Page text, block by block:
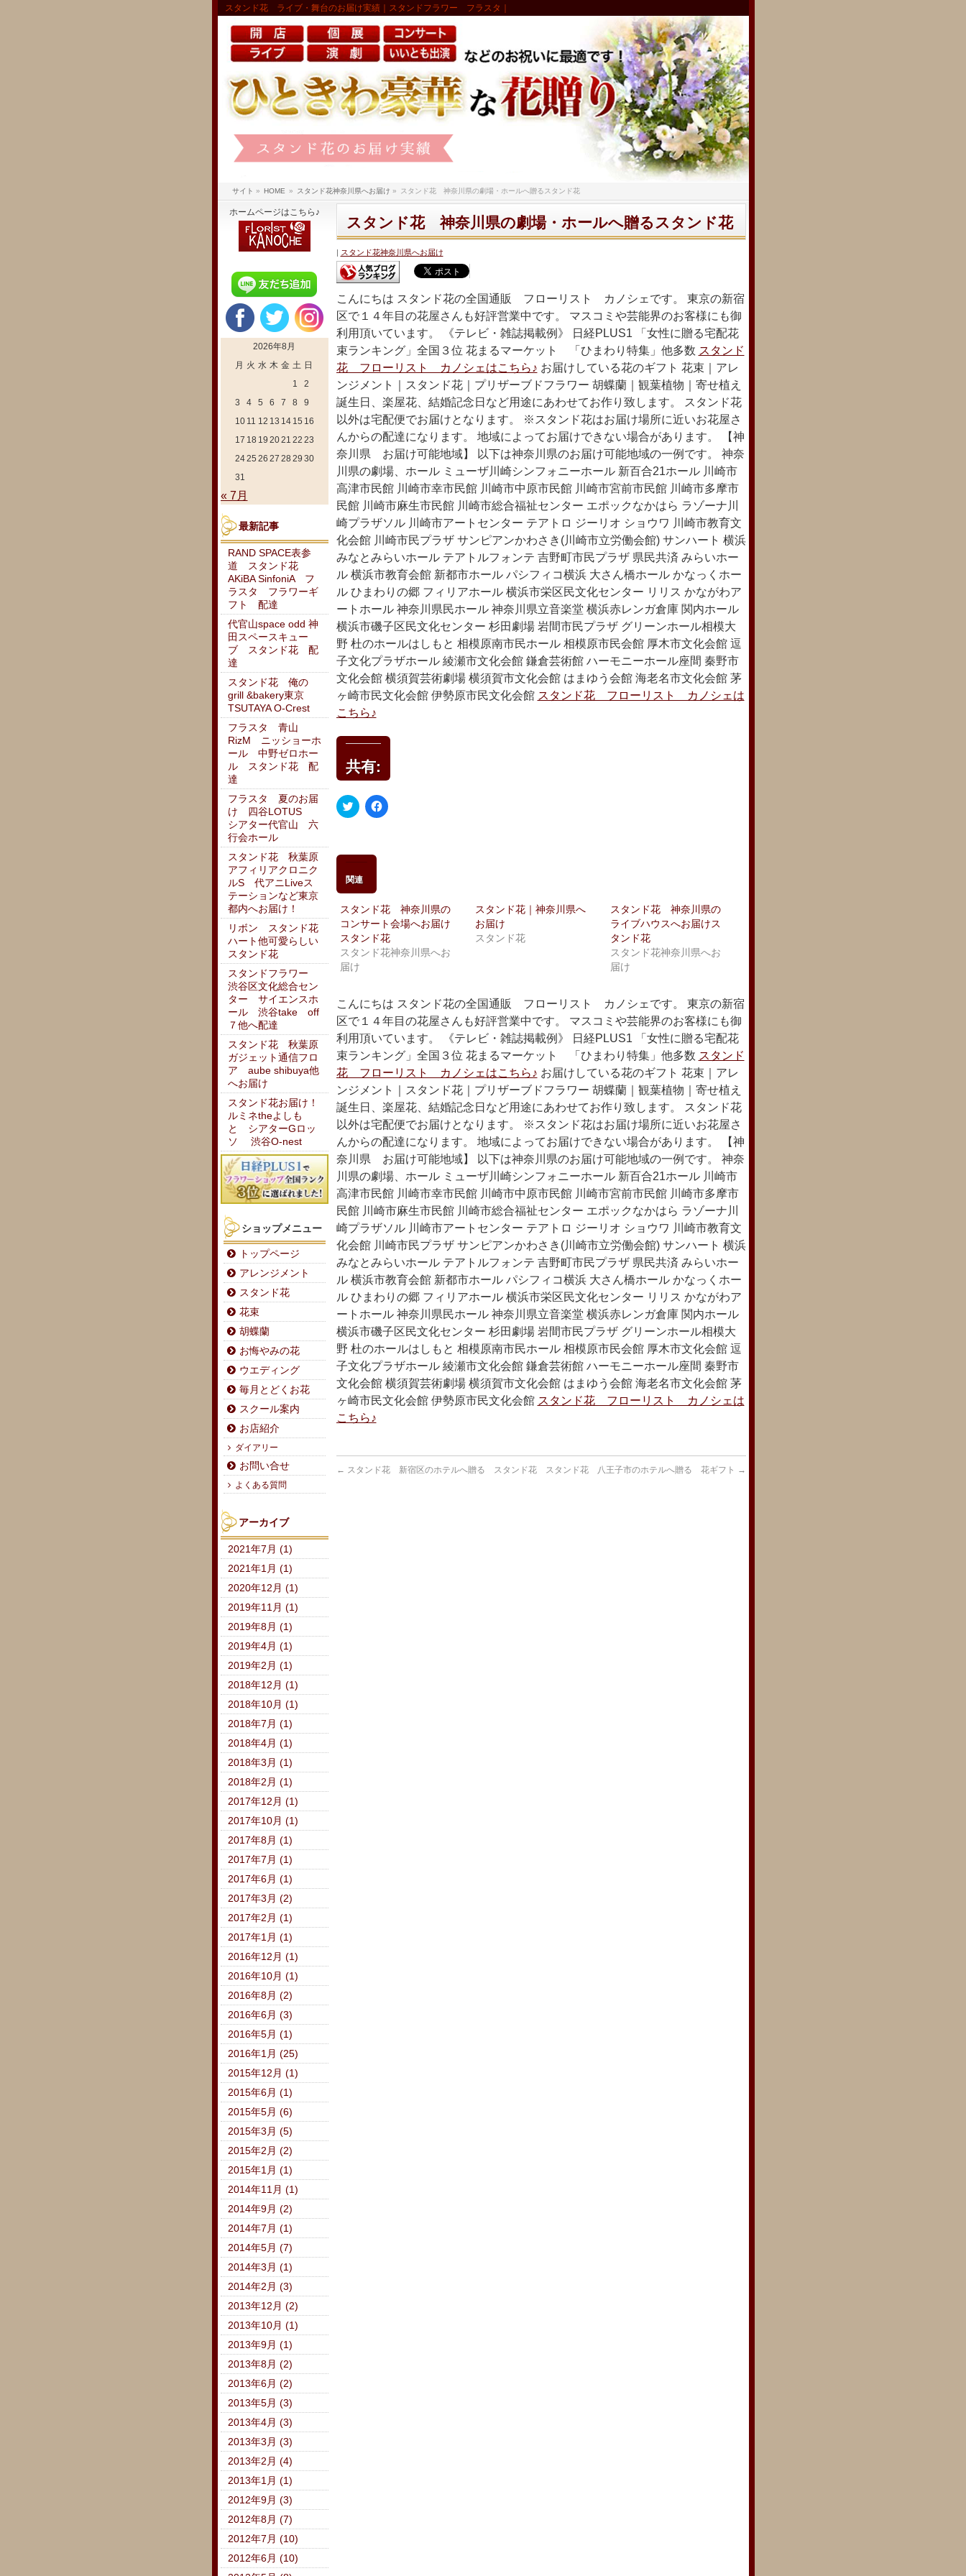
スタンド花 ライブ・舞台のお届け実績｜スタンドフラワー フラスタ｜
サイト » HOME » スタンド花神奈川県へお届け » スタンド花 神奈川県の劇場・ホールへ贈るスタンド花
スタンド花 神奈川県の劇場・ホールへ贈るスタンド花
スタンド花神奈川県へお届け
こんにちは スタンド花の全国通販 フローリスト カノシェです。 東京の新宿
区で１４年目の花屋さんも好評営業中です。 マスコミや芸能界のお客様にも御
利用頂いています。 《テレビ・雑誌掲載例》 日経PLUS1 「女性に贈る宅配花
束ランキング」全国３位 花まるマーケット 「ひまわり特集」他多数 スタンド
花 フローリスト カノシェはこちら♪ お届けしている花のギフト 花束｜アレ
ンジメント｜スタンド花｜プリザーブドフラワー 胡蝶蘭｜観葉植物｜寄せ植え
誕生日、楽屋花、結婚記念日など用途にあわせてお作り致します。 スタンド花
以外は宅配便でお届けとなります。 ※スタンド花はお届け場所に近いお花屋さ
んからの配達になります。 地域によってお届けできない場合があります。 【神
奈川県 お届け可能地域】 以下は神奈川県のお届け可能地域の一例です。 神奈
川県の劇場、ホール ミューザ川崎シンフォニーホール 新百合21ホール 川崎市
高津市民館 川崎市幸市民館 川崎市中原市民館 川崎市宮前市民館 川崎市多摩市
民館 川崎市麻生市民館 川崎市総合福祉センター エポックなかはら ラゾーナ川
崎プラザソル 川崎市アートセンター テアトロ ジーリオ ショウワ 川崎市教育文
化会館 川崎市民プラザ サンピアンかわさき(川崎市立労働会館) サンハート 横浜
みなとみらいホール テアトルフォンテ 吉野町市民プラザ 県民共済 みらいホー
ル 横浜市教育会館 新都市ホール パシフィコ横浜 大さん橋ホール かなっくホー
ル ひまわりの郷 フィリアホール 横浜市栄区民文化センター リリス かながわア
ートホール 神奈川県民ホール 神奈川県立音楽堂 横浜赤レンガ倉庫 関内ホール
横浜市磯子区民文化センター 杉田劇場 岩間市民プラザ グリーンホール相模大
野 杜のホールはしもと 相模原南市民ホール 相模原市民会館 厚木市文化会館 逗
子文化プラザホール 綾瀬市文化会館 鎌倉芸術館 ハーモニーホール座間 秦野市
文化会館 横須賀芸術劇場 横須賀市文化会館 はまゆう会館 海老名市文化会館 茅
ヶ崎市民文化会館 伊勢原市民文化会館 スタンド花 フローリスト カノシェは
こちら♪
共有:
ク
リ
Twitter
共
有
し
い
ウ
ィ
ン
ド
ウ
で
ま
す)
Facebook
で
ク
し
て
く
だ
さ
ウ
ィ
ン
ド
ウ
で
開
ま
す)
関連
スタンド花 神奈川県の
コンサート会場へお届け
スタンド花
スタンド花神奈川県へお
届け
スタンド花｜神奈川県へ
お届け
スタンド花
スタンド花 神奈川県の
ライブハウスへお届けス
タンド花
スタンド花神奈川県へお
届け
こんにちは スタンド花の全国通販 フローリスト カノシェです。 東京の新宿
区で１４年目の花屋さんも好評営業中です。 マスコミや芸能界のお客様にも御
利用頂いています。 《テレビ・雑誌掲載例》 日経PLUS1 「女性に贈る宅配花
束ランキング」全国３位 花まるマーケット 「ひまわり特集」他多数 スタンド
花 フローリスト カノシェはこちら♪ お届けしている花のギフト 花束｜アレ
ンジメント｜スタンド花｜プリザーブドフラワー 胡蝶蘭｜観葉植物｜寄せ植え
誕生日、楽屋花、結婚記念日など用途にあわせてお作り致します。 スタンド花
以外は宅配便でお届けとなります。 ※スタンド花はお届け場所に近いお花屋さ
んからの配達になります。 地域によってお届けできない場合があります。 【神
奈川県 お届け可能地域】 以下は神奈川県のお届け可能地域の一例です。 神奈
川県の劇場、ホール ミューザ川崎シンフォニーホール 新百合21ホール 川崎市
高津市民館 川崎市幸市民館 川崎市中原市民館 川崎市宮前市民館 川崎市多摩市
民館 川崎市麻生市民館 川崎市総合福祉センター エポックなかはら ラゾーナ川
崎プラザソル 川崎市アートセンター テアトロ ジーリオ ショウワ 川崎市教育文
化会館 川崎市民プラザ サンピアンかわさき(川崎市立労働会館) サンハート 横浜
みなとみらいホール テアトルフォンテ 吉野町市民プラザ 県民共済 みらいホー
ル 横浜市教育会館 新都市ホール パシフィコ横浜 大さん橋ホール かなっくホー
ル ひまわりの郷 フィリアホール 横浜市栄区民文化センター リリス かながわア
ートホール 神奈川県民ホール 神奈川県立音楽堂 横浜赤レンガ倉庫 関内ホール
横浜市磯子区民文化センター 杉田劇場 岩間市民プラザ グリーンホール相模大
野 杜のホールはしもと 相模原南市民ホール 相模原市民会館 厚木市文化会館 逗
子文化プラザホール 綾瀬市文化会館 鎌倉芸術館 ハーモニーホール座間 秦野市
文化会館 横須賀芸術劇場 横須賀市文化会館 はまゆう会館 海老名市文化会館 茅
ヶ崎市民文化会館 伊勢原市民文化会館 スタンド花 フローリスト カノシェは
こちら♪
← スタンド花 新宿区のホテルへ贈る スタンド花 スタンド花 八王子市のホテルへ贈る 花ギフト →
ホームページはこちら♪
2026年8月
月 火 水 木 金 土 日
1
2
3
4 5 6 7 8
9
10 11 12 13 14 15 16
17 18 19 2021 22 23
2425 26 27 28 29 30
31
« 7月
最新記事
RAND SPACE表参
道 スタンド花
AKiBA SinfoniA フ
ラスタ フラワーギ
フト 配達
代官山space odd 神
田スペースキュー
ブ スタンド花 配
達
スタンド花 俺の
grill &bakery東京
TSUTAYA O-Crest
フラスタ 青山
RizM ニッショーホ
ール 中野ゼロホー
ル スタンド花 配
達
フラスタ 夏のお届
け 四谷LOTUS
シアター代官山 六
行会ホール
スタンド花 秋葉原
アフィリアクロニク
ルS 代アニLiveス
テーションなど東京
都内へお届け！
リボン スタンド花
ハート他可愛らしい
スタンド花
スタンドフラワー
渋谷区文化総合セン
ター サイエンスホ
ール 渋谷take off
７他へ配達
スタンド花 秋葉原
ガジェット通信フロ
ア aube shibuya他
へお届け
スタンド花お届け！
ルミネtheよしも
と シアターGロッ
ソ 渋谷O-nest
ショップメニュー
トップページ
アレンジメント
スタンド花
花束
胡蝶蘭
お悔やみの花
ウエディング
毎月とどくお花
スクール案内
お店紹介
ダイアリー
お問い合せ
よくある質問
アーカイブ
2021年7月 (1)
2021年1月 (1)
2020年12月 (1)
2019年11月 (1)
2019年8月 (1)
2019年4月 (1)
2019年2月 (1)
2018年12月 (1)
2018年10月 (1)
2018年7月 (1)
2018年4月 (1)
2018年3月 (1)
2018年2月 (1)
2017年12月 (1)
2017年10月 (1)
2017年8月 (1)
2017年7月 (1)
2017年6月 (1)
2017年3月 (2)
2017年2月 (1)
2017年1月 (1)
2016年12月 (1)
2016年10月 (1)
2016年8月 (2)
2016年6月 (3)
2016年5月 (1)
2016年1月 (25)
2015年12月 (1)
2015年6月 (1)
2015年5月 (6)
2015年3月 (5)
2015年2月 (2)
2015年1月 (1)
2014年11月 (1)
2014年9月 (2)
2014年7月 (1)
2014年5月 (7)
2014年3月 (1)
2014年2月 (3)
2013年12月 (2)
2013年10月 (1)
2013年9月 (1)
2013年8月 (2)
2013年6月 (2)
2013年5月 (3)
2013年4月 (3)
2013年3月 (3)
2013年2月 (4)
2013年1月 (1)
2012年9月 (3)
2012年8月 (7)
2012年7月 (10)
2012年6月 (10)